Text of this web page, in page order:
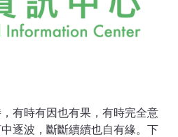
有時有因也有果，有時完全意
逐波，斷斷續續也自有緣。下